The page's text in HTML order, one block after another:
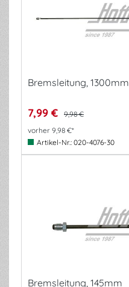
Bremsleitung, 1300mm
7,99 €
9,98 €
vorher 9,98 €*
Artikel-Nr.: 020-4076-30
Bremsleitung, 145mm